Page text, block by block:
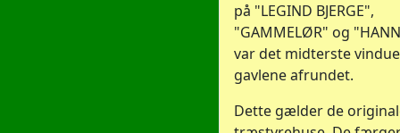
på "LEGIND BJERGE",
"GAMMELØR" og
var det midterste
gavlene afrundet.
Dette gælder de